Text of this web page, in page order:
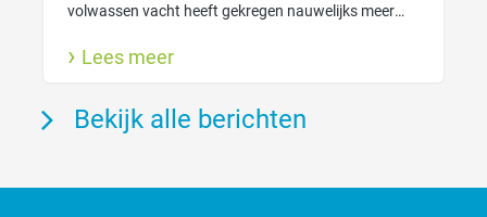
volwassen vacht heeft gekregen nauwelijks meer
nodig. Zo houdt je de vacht gezond.
Lees meer
Bekijk alle berichten